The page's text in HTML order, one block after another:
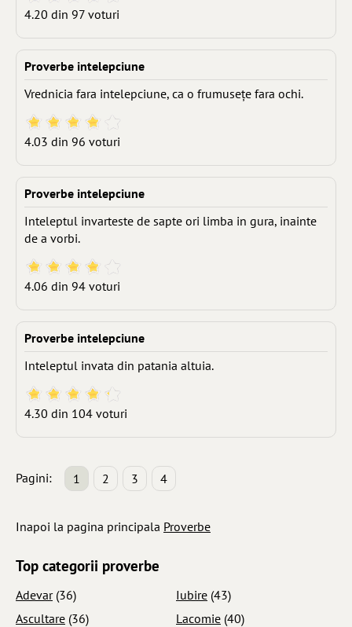
4.20 din 97 voturi
Proverbe intelepciune
Vrednicia fara intelepciune, ca o frumuseţe fara ochi.
4.03 din 96 voturi
Proverbe intelepciune
Inteleptul invarteste de sapte ori limba in gura, inainte
de a vorbi.
4.06 din 94 voturi
Proverbe intelepciune
Inteleptul invata din patania altuia.
4.30 din 104 voturi
Pagini: 1 2 3 4
Inapoi la pagina principala Proverbe
Top categorii proverbe
Adevar(36)
Ascultare (36)
Iubire (43)
Lacomie (40)